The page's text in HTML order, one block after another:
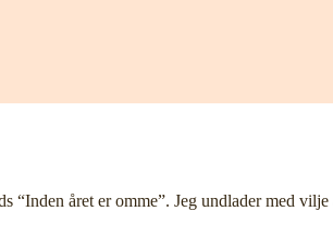
året er omme”. Jeg undlader med